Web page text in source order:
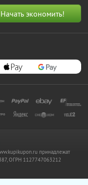
принадлежат
ОГРН 1127747063212